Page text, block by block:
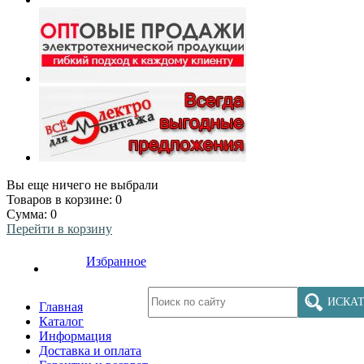
Вы еще ничего не выбрали
Товаров в корзине: 0
Сумма: 0
Перейти в корзину
Избранное
Главная
Каталог
Информация
Доставка и оплата